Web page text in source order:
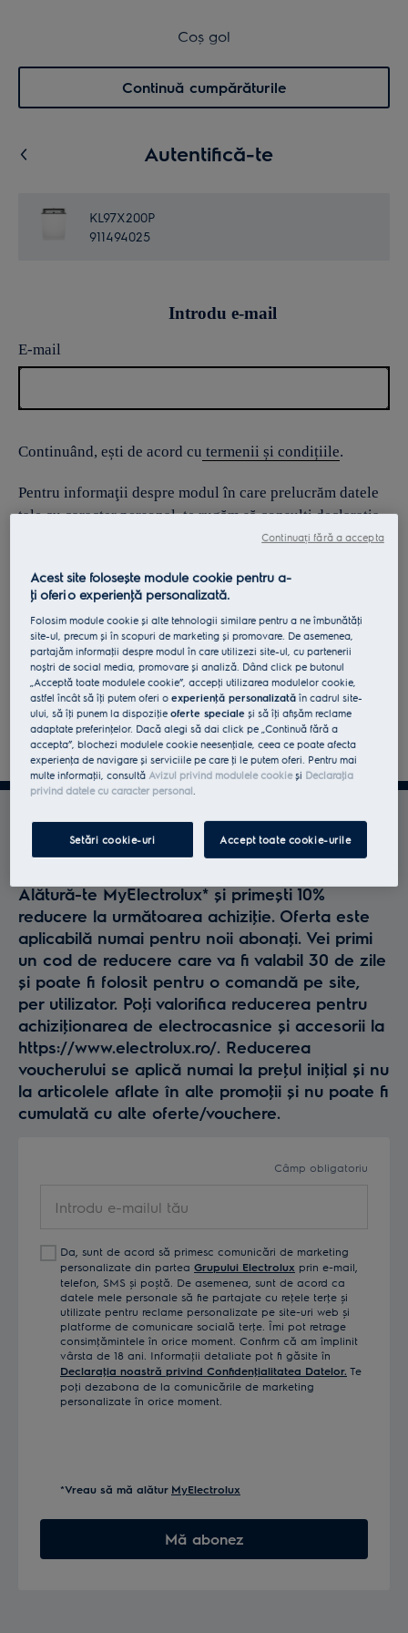
Menu 0
Coș de cumpărături
Coș gol
Continuă cumpărăturile
Autentifică-te
KL97X200P
911494025
Introdu e-mail
E-mail
Continuând, ești de acord cu termenii și condițiile.
Pentru informaţii despre modul în care prelucrăm datele
tale cu caracter personal, te rugăm să consulţi declaraţia
Profită la maxim de
Electrolux
Alătură-te MyElectrolux* și primești 10%
reducere la următoarea achiziţie. Oferta este
aplicabilă numai pentru noii abonaţi. Vei primi
un cod de reducere care va fi valabil 30 de zile
și poate fi folosit pentru o comandă pe site,
per utilizator. Poţi valorifica reducerea pentru
achiziţionarea de electrocasnice și accesorii la
https://www.electrolux.ro/. Reducerea
voucherului se aplică numai la preţul iniţial și nu
la articolele aflate în alte promoţii și nu poate fi
cumulată cu alte oferte/vouchere.
Câmp obligatoriu
Da, sunt de acord să primesc comunicări de marketing
personalizate din partea Grupului Electrolux prin e-mail,
telefon, SMS și poștă. De asemenea, sunt de acord ca
datele mele personale să fie partajate cu reţele terţe și
utilizate pentru reclame personalizate pe site-uri web și
platforme de comunicare socială terţe. Îmi pot retrage
consimţămintele în orice moment. Confirm că am împlinit
vârsta de 18 ani. Informaţii detaliate pot fi găsite în
Declaraţia noastră privind Confidenţialitatea Datelor. Te
poţi dezabona de la comunicările de marketing
personalizate în orice moment.
*Vreau să mă alătur MyElectrolux
Mă abonez
Acest site folosește module cookie pentru a-
ţi oferi o experienţă personalizată.
Folosim module cookie și alte tehnologii similare pentru a ne îmbunătăţi
site-ul, precum și în scopuri de marketing și promovare. De asemenea,
partajăm informaţii despre modul în care utilizezi site-ul, cu partenerii
noștri de social media, promovare și analiză. Dând click pe butonul
„Acceptă toate modulele cookie”, accepţi utilizarea modulelor cookie,
astfel încât să îţi putem oferi oexperienţă personalizată în cadrul site-
ului, să îţi punem la dispoziţieoferte speciale și să îţi afișăm reclame
adaptate preferinţelor. Dacă alegi să dai click pe „Continuă fără a
accepta”, blochezi modulele cookie neesenţiale, ceea ce poate afecta
experienţa de navigare și serviciile pe care ţi le putem oferi. Pentru mai
multe informaţii, consultă Avizul privind modulele cookieși Declaraţia
privind datele cu caracter personal.
Setări cookie-uri Accept toate cookie-urile
Continuați fără a accepta